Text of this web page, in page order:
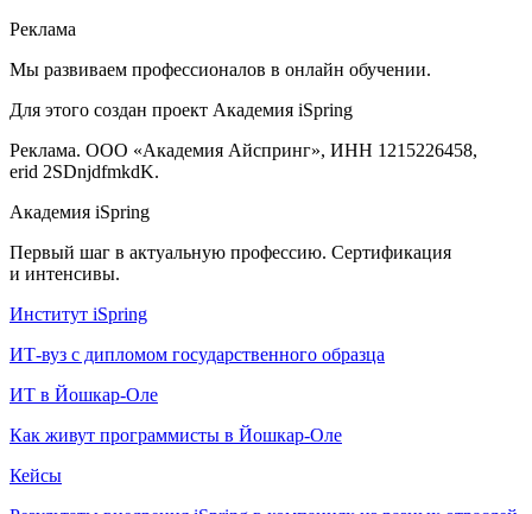
Реклама
Мы развиваем профессионалов в онлайн обучении.
Для этого создан проект Академия iSpring
Реклама. ООО «Академия Айспринг», ИНН 1215226458,
erid 2SDnjdfmkdK.
Академия iSpring
Первый шаг в актуальную профессию. Сертификация
и интенсивы.
Институт iSpring
ИТ-вуз с дипломом государственного образца
ИТ в Йошкар-Оле
Как живут программисты в Йошкар‑Оле
Кейсы